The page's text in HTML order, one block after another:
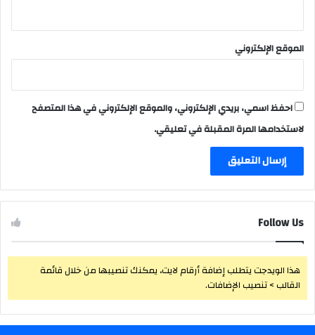
الموقع الإلكتروني
احفظ اسمي، بريدي الإلكتروني، والموقع الإلكتروني في هذا المتصفح
لاستخدامها المرة المقبلة في تعليقي.
Follow Us
هذا الويدجت يتطلب إضافة أرقام لايت، يمكنك تنصيبها من خلال قائمة
القالب > تنصيب الإضافات.